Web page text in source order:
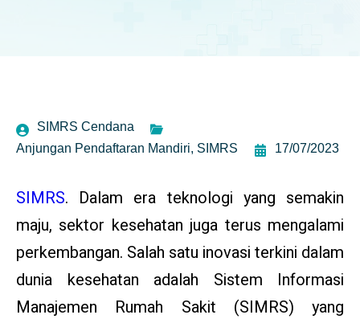
SIMRS Cendana
Anjungan Pendaftaran Mandiri, SIMRS 17/07/2023
SIMRS. Dalam era teknologi yang semakin
maju, sektor kesehatan juga terus mengalami
perkembangan. Salah satu inovasi terkini dalam
dunia kesehatan adalah Sistem Informasi
Manajemen Rumah Sakit (SIMRS) yang